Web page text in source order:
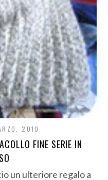
2010
FINE SERIE IN
un ulteriore regalo a